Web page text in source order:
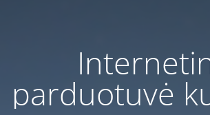
parduotuvė